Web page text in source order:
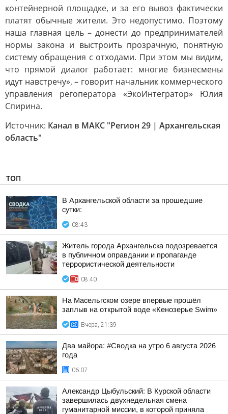
контейнерной площадке, и за его вывоз фактически
платят обычные жители. Это недопустимо. Поэтому
наша главная цель – донести до предпринимателей
нормы закона и выстроить прозрачную, понятную
систему обращения с отходами. При этом мы видим,
что прямой диалог работает: многие бизнесмены
идут навстречу», – говорит начальник коммерческого
управления регоператора «ЭкоИнтегратор» Юлия
Спирина.
Источник: Канал в МАКС "Регион 29 | Архангельская
область"
ТОП
В Архангельской области за прошедшие
сутки:
08:43
Житель города Архангельска подозревается
в публичном оправдании и пропаганде
террористической деятельности
08:40
На Масельгском озере впервые прошёл
заплыв на открытой воде «Кенозерье Swim»
Вчера, 21:39
Два майора: #Сводка на утро 6 августа 2026
года
06:07
Александр Цыбульский: В Курской области
завершилась двухнедельная смена
гуманитарной миссии, в которой приняла